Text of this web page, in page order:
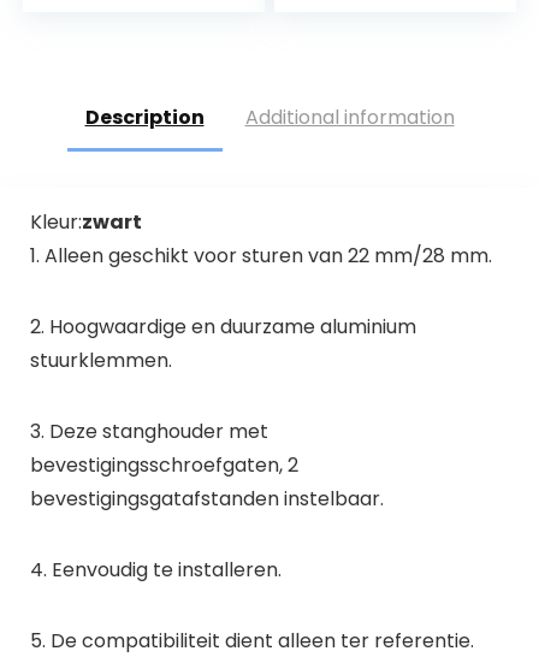
Description Additional information
Kleur:zwart
1. Alleen geschikt voor sturen van 22 mm/28 mm.
2. Hoogwaardige en duurzame aluminium
stuurklemmen.
3. Deze stanghouder met
bevestigingsschroefgaten, 2
bevestigingsgatafstanden instelbaar.
4. Eenvoudig te installeren.
5. De compatibiliteit dient alleen ter referentie.